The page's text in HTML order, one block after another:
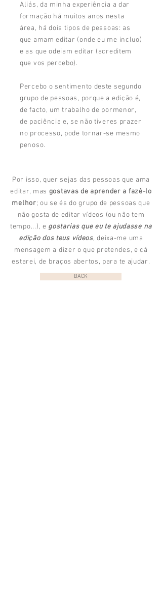
Aliás, da minha experiência a dar
formação há muitos anos nesta
área, há dois tipos de pessoas: as
que amam editar (onde eu me incluo)
e as que odeiam editar (acreditem
que vos percebo).
Percebo o sentimento deste segundo
grupo de pessoas, porque a edição é,
de facto, um trabalho de pormenor,
de paciência e, se não tiveres prazer
no processo, pode tornar-se mesmo
penoso.
Por isso, quer sejas das pessoas que ama
editar, mas gostavas de aprender a fazê-lo
melhor; ou se és do grupo de pessoas que
não gosta de editar vídeos (ou não tem
tempo...), e gostarias que eu te ajudasse na
edição dos teus vídeos, deixa-me uma
mensagem a dizer o que pretendes, e cá
estarei, de braços abertos, para te ajudar.
BACK